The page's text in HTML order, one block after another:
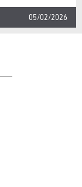
05/02/2026